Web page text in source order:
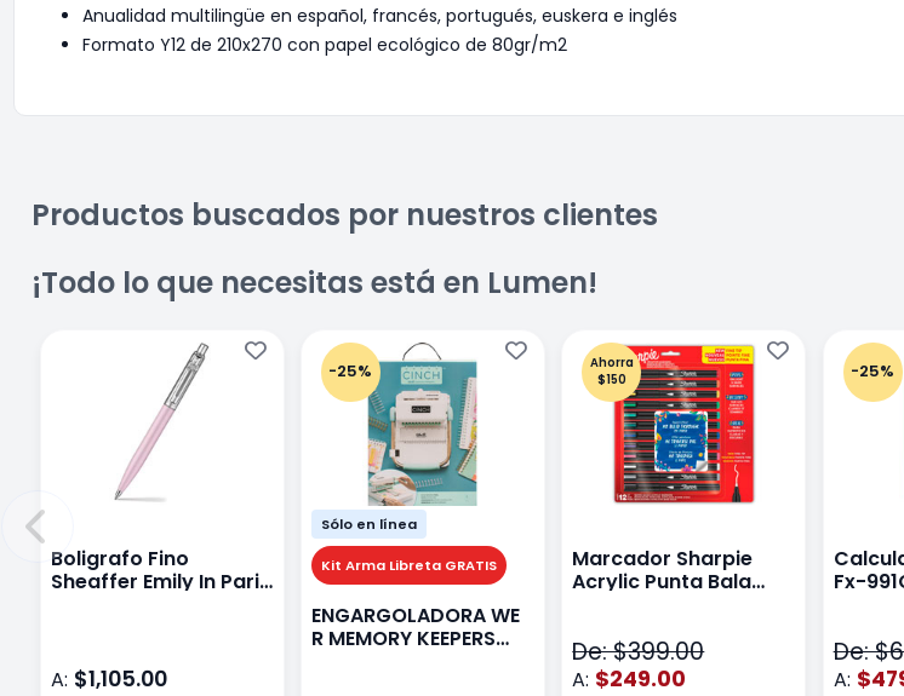
Anualidad multilingüe en español, francés, portugués, euskera e inglés
Formato Y12 de 210x270 con papel ecológico de 80gr/m2
Productos buscados por nuestros clientes
¡Todo lo que necesitas está en Lumen!
Boligrafo Fino
Sheaffer Emily In Paris
A: $1,105.00
-25%
Sólo en línea
Kit Arma Libreta GRATIS
ENGARGOLADORA WE
R MEMORY KEEPERS
Ahorra
$150
Marcador Sharpie
Acrylic Punta Bala
De: $399.00
A: $249.00
-25%
Fx-
De:
A: